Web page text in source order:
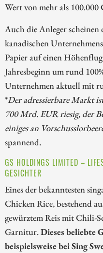
Wert von mehr als 100.000
Auch die Anleger scheinen
kanadischen
Papier auf einen
Jahresbeginn um rund
Unternehmen aktuell mit
*Der adressierbare Markt
700 Mrd. EUR riesig, der
einiges an
spannend.
GS HOLDINGS LIMITED –
GESICHTER
Eines der bekanntesten
Chicken Rice, bestehend
gewürztem Reis mit Chili-
Garnitur.Dieses beliebte
beispielsweise bei Sing